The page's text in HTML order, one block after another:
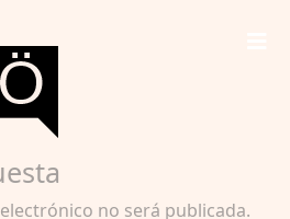
no será publicada.